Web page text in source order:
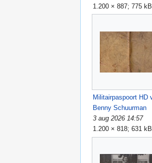
1.200 × 887; 775 kB
Benny Schuurman
3 aug 2026 14:57
1.200 × 818; 631 kB